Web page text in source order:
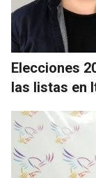
Elecciones
las listas en